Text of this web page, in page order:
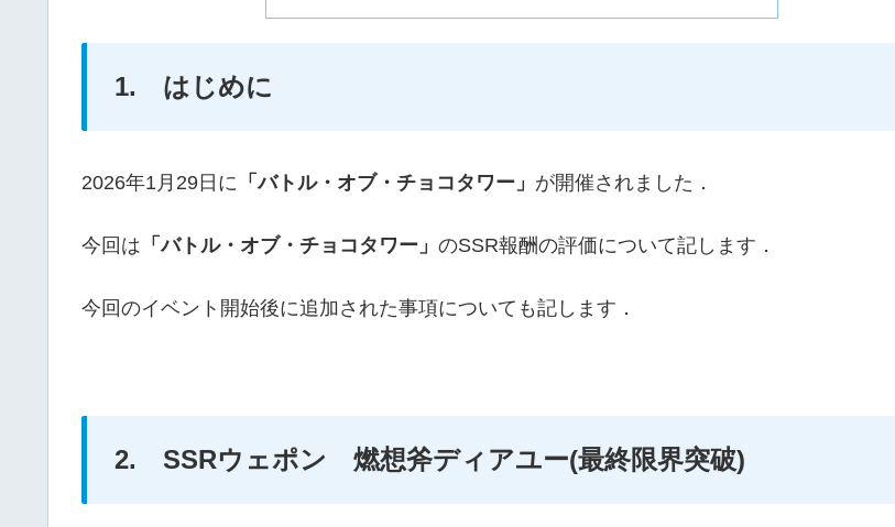
1. はじめに
2026年1月29日に 「バトル・オブ・チョコタワー」 が開催されました．
今回は 「バトル・オブ・チョコタワー」 のSSR報酬の評価について記します．
今回のイベント開始後に追加された事項についても記します．
2. SSRウェポン 燃想斧ディアユー(最終限界突破)